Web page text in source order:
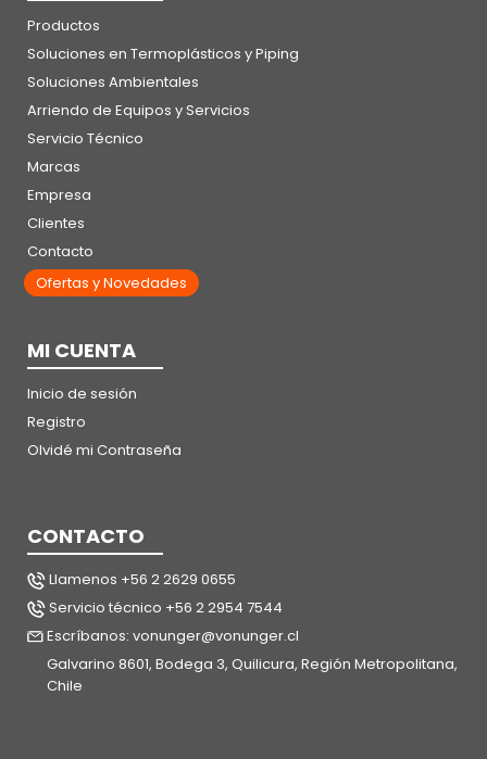
Productos
Soluciones en Termoplásticos y Piping
Soluciones Ambientales
Arriendo de Equipos y Servicios
Servicio Técnico
Marcas
Empresa
Clientes
Contacto
Ofertas y Novedades
MI CUENTA
Inicio de sesión
Registro
Olvidé mi Contraseña
CONTACTO
Llamenos +56 2 2629 0655
Servicio técnico +56 2 2954 7544
Escríbanos: vonunger@vonunger.cl
Galvarino 8601, Bodega 3, Quilicura, Región Metropolitana,
Chile